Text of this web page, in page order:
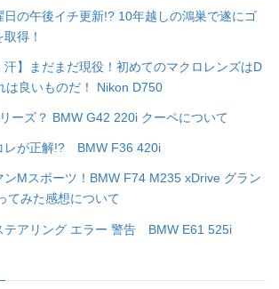
日の午後イチ更新!? 10年越しの鴻巣で遂にゴ
得！
汗】まだまだ現役！初めてのマクロレンズはD
は良いものだ！ Nikon D750
ーズ？ BMW G42 220i クーペについて
レが正解!? BMW F36 420i
ンMスポーツ！BMW F74 M235 xDrive グラン
てみた感想について
テアリング エラー 警告 BMW E61 525i